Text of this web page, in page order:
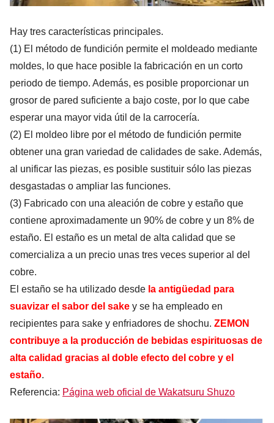
Hay tres características principales.
(1) El método de fundición permite el moldeado mediante
moldes, lo que hace posible la fabricación en un corto
periodo de tiempo. Además, es posible proporcionar un
grosor de pared suficiente a bajo coste, por lo que cabe
esperar una mayor vida útil de la carrocería.
(2) El moldeo libre por el método de fundición permite
obtener una gran variedad de calidades de sake. Además,
al unificar las piezas, es posible sustituir sólo las piezas
desgastadas o ampliar las funciones.
(3) Fabricado con una aleación de cobre y estaño que
contiene aproximadamente un 90% de cobre y un 8% de
estaño. El estaño es un metal de alta calidad que se
comercializa a un precio unas tres veces superior al del
cobre.
El estaño se ha utilizado desde la antigüedad para
suavizar el sabor del sake y se ha empleado en
recipientes para sake y enfriadores de shochu. ZEMON
contribuye a la producción de bebidas espirituosas de
alta calidad gracias al doble efecto del cobre y el
estaño.
Referencia: Página web oficial de Wakatsuru Shuzo